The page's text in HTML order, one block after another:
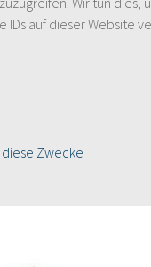
auf dieser
Zwecke